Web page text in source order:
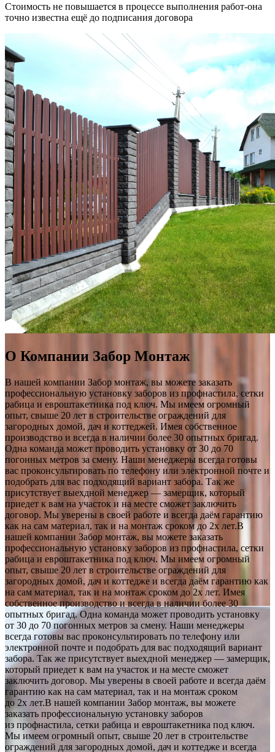
Стоимость не повышается в процессе выполнения работ-она
точно известна ещё до подписания договора
О Компании Забор Монтаж
В нашей компании Забор монтаж, вы можете заказать
профессиональную установку заборов из профнастила, сетки
рабица и евроштакетника под ключ. Мы имеем огромный
опыт, свыше 20 лет в строительстве ограждений для
загородных домой, дач и коттеджей. Имея собственное
производство и всегда в наличии более 30 опытных бригад.
Одна команда может проводить установку от 30 до 70
погонных метров за смену. Наши менеджеры всегда готовы
вас проконсультировать по телефону или электронной почте и
подобрать для вас подходящий вариант забора. Так же
присутствует выехдной менеджер — замерщик, который
приедет к вам на участок и на месте сможет заключить
договор. Мы уверены в своей работе и всегда даём гарантию
как на сам материал, так и на монтаж сроком до 2х лет.В
нашей компании Забор монтаж, вы можете заказать
профессиональную установку заборов из профнастила, сетки
рабица и евроштакетника под ключ. Мы имеем огромный
опыт, свыше 20 лет в строительстве ограждений для
загородных домой, дач и коттедже и всегда даём гарантию как
на сам материал, так и на монтаж сроком до 2х лет. Имея
собственное производство и всегда в наличии более 30
опытных бригад. Одна команда может проводить установку
от 30 до 70 погонных метров за смену. Наши менеджеры
всегда готовы вас проконсультировать по телефону или
электронной почте и подобрать для вас подходящий вариант
забора. Так же присутствует выехдной менеджер — замерщик,
который приедет к вам на участок и на месте сможет
заключить договор. Мы уверены в своей работе и всегда даём
гарантию как на сам материал, так и на монтаж сроком
до 2х лет.В нашей компании Забор монтаж, вы можете
заказать профессиональную установку заборов
из профнастила, сетки рабица и евроштакетника под ключ.
Мы имеем огромный опыт, свыше 20 лет в строительстве
ограждений для загородных домой, дач и коттедже и всегда